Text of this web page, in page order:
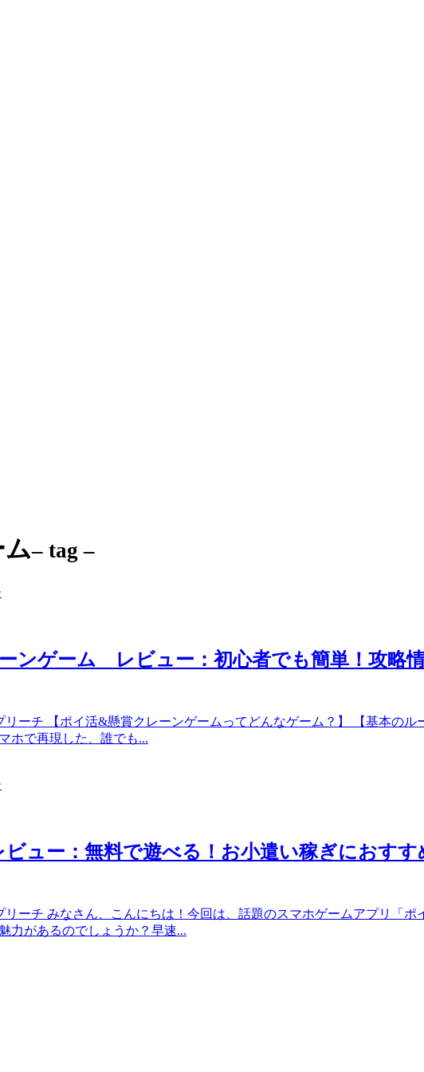
– tag –
ーンゲーム レビュー：初心者でも簡単！攻略
ーチ 【ポイ活&懸賞クレーンゲームってどんなゲーム？】 【基本のル
ホで再現した、誰でも...
ュー：無料で遊べる！お小遣い稼ぎにおす
リーチ みなさん、こんにちは！今回は、話題のスマホゲームアプリ「
力があるのでしょうか？早速...